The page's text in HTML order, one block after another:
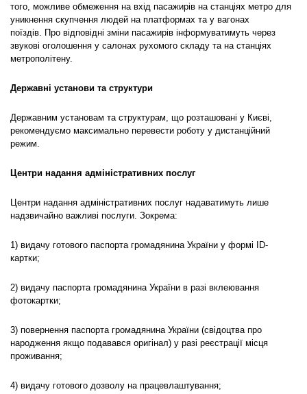
того, можливе обмеження на вхід пасажирів на станціях метро для
уникнення скупчення людей на платформах та у вагонах
поїздів. Про відповідні зміни пасажирів інформуватимуть через
звукові оголошення у салонах рухомого складу та на станціях
метрополітену.
Державні установи та структури
Державним установам та структурам, що розташовані у Києві,
рекомендуємо максимально перевести роботу у дистанційний
режим.
Центри надання адміністративних послуг
Центри надання адміністративних послуг надаватимуть лише
надзвичайно важливі послуги. Зокрема:
1) видачу готового паспорта громадянина України у формі ID-
картки;
2) видачу паспорта громадянина України в разі вклеювання
фотокартки;
3) повернення паспорта громадянина України (свідоцтва про
народження якщо подавався оригінал) у разі реєстрації місця
проживання;
4) видачу готового дозволу на працевлаштування;